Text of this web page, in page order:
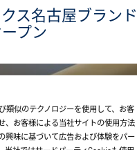
ス名古屋ブラン
プン
類似のテクノロジーを使用して、お客
、お客様による当社サイトの使用方法
興味に基づいて広告および体験をパー